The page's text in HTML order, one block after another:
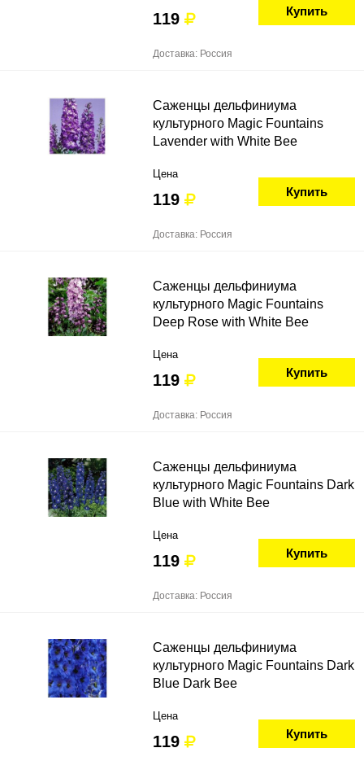
119 Купить
Доставка: Россия
Саженцы дельфиниума
культурного Magic Fountains
Lavender with White Bee
Цена
119 Купить
Доставка: Россия
Саженцы дельфиниума
культурного Magic Fountains
Deep Rose with White Bee
Цена
119 Купить
Доставка: Россия
Саженцы дельфиниума
культурного Magic Fountains Dark
Blue with White Bee
Цена
119 Купить
Доставка: Россия
Саженцы дельфиниума
культурного Magic Fountains Dark
Blue Dark Bee
Цена
119 Купить